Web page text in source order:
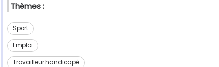
Thèmes :
Sport
Emploi
Travailleur handicapé